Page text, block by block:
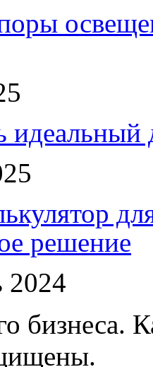
решение
2024
бизнеса.